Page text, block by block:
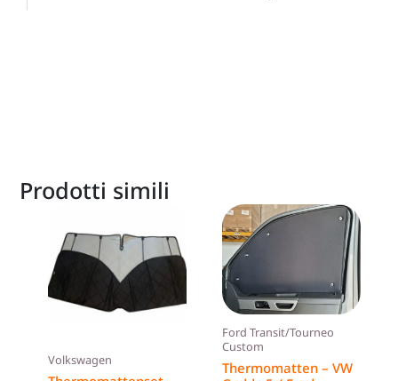
Prodotti simili
Volkswagen
Ford Transit/Tourneo
Custom
Thermomatten – VW
Dieses
mehrere
Varianten
auf.
Optionen